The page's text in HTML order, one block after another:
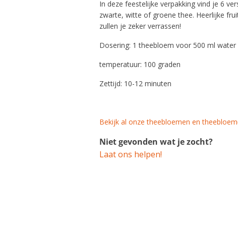
In deze feestelijke verpakking vind je 6
zwarte, witte of groene thee. Heerlijke
zullen je zeker verrassen!
Dosering: 1 theebloem voor 500 ml water
temperatuur: 100 graden
Zettijd: 10-12 minuten
Bekijk al onze theebloemen en
Niet gevonden wat je zocht?
Laat ons helpen!